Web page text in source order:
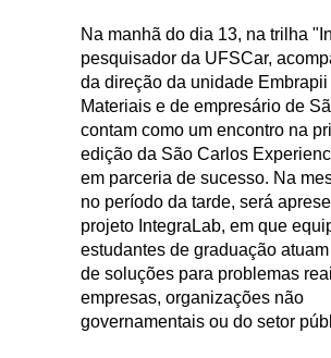
Na manhã do dia 13, na trilha
pesquisador da UFSCar,
da direção da unidade
Materiais e de empresário de
contam como um encontro na
edição da São Carlos
em parceria de sucesso. Na
no período da tarde, será
projeto IntegraLab, em que
estudantes de graduação
de soluções para problemas
empresas, organizações não
governamentais ou do setor